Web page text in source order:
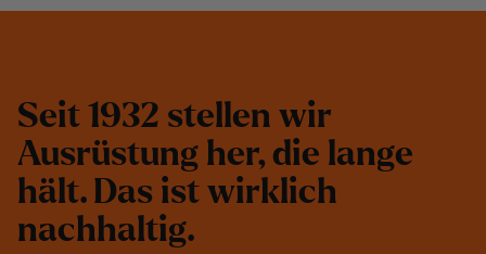
Seit 1932 stellen wir
Ausrüstung her, die lange
hält. Das ist wirklich
nachhaltig.